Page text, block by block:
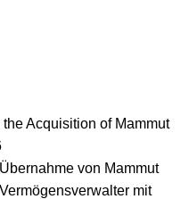
von Mammut
mit